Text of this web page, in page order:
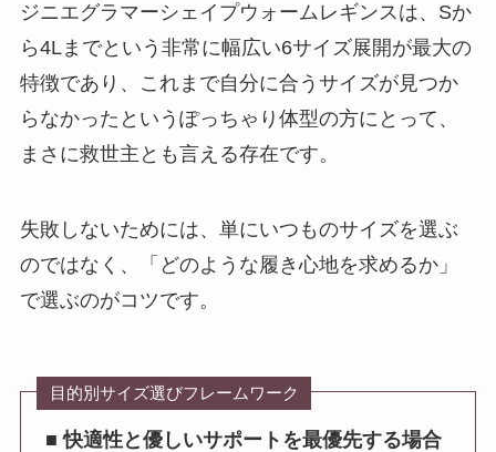
ジニエグラマーシェイプウォームレギンスは、 Sか
ら4Lまでという非常に幅広い6サイズ展開が最大の
特徴であり、これまで自分に合うサイズが見つか
らなかったというぽっちゃり体型の方にとって、
まさに救世主とも言える存在です。
失敗しないためには、単にいつものサイズを選ぶ
のではなく、「どのような履き心地を求めるか」
で選ぶのがコツです。
目的別サイズ選びフレームワーク
■ 快適性と優しいサポートを最優先する場合